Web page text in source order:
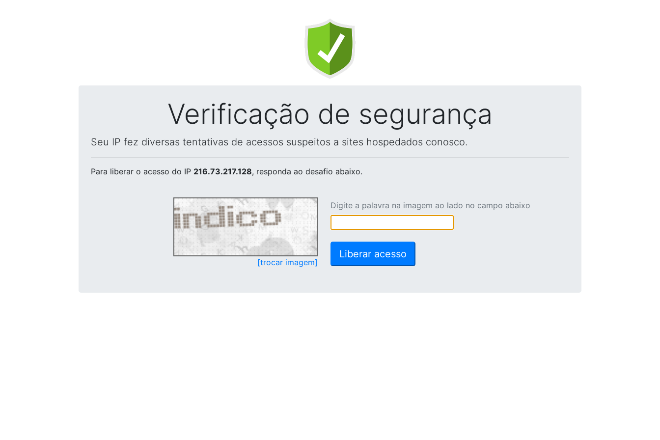
Verificação de segurança
Seu IP fez diversas tentativas de acessos suspeitos a sites hospedados conosco.
Para liberar o acesso do IP 216.73.217.128, responda ao desafio abaixo.
[trocar imagem]
Digite a palavra na imagem ao lado no campo abaixo